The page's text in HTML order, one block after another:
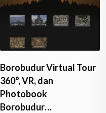
Borobudur Virtual Tour
360°, VR, dan
Photobook
Borobudur…